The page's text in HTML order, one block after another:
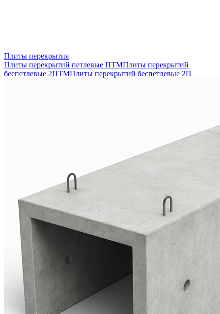
Плиты перекрытия
Плиты перекрытий петлевые ПТМПлиты перекрытий
беспетлевые 2ПТМПлиты перекрытий беспетлевые 2П